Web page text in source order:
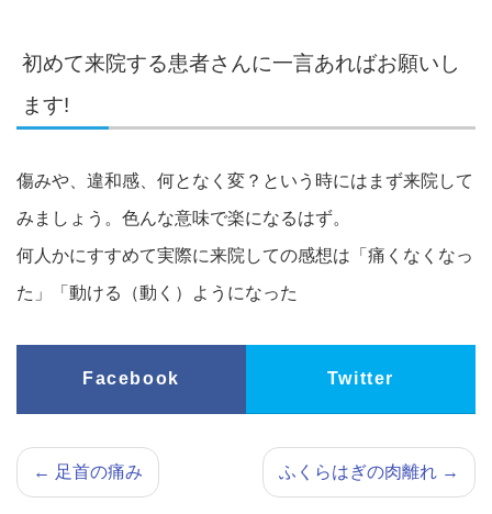
初めて来院する患者さんに一言あればお願いし
ます!
傷みや、違和感、何となく変？という時にはまず来院して
みましょう。色んな意味で楽になるはず。
何人かにすすめて実際に来院しての感想は「痛くなくなっ
た」「動ける（動く）ようになった
Facebook Twitter
← 足首の痛み ふくらはぎの肉離れ →